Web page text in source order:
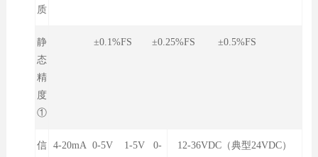
质
静
态
精
度
①
±0.1%FS ±0.25%FS ±0.5%FS
信
4-20mA 0-5V 1-5V 0-
12-36VDC（典型24VDC）